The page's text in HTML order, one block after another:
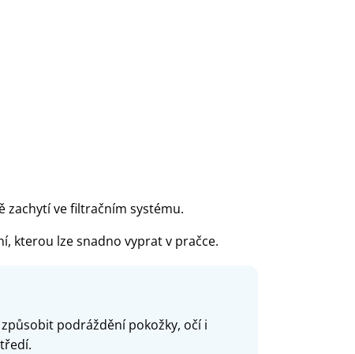
zachytí ve filtračním systému.
kterou lze snadno vyprat v pračce.
podráždění pokožky, očí i